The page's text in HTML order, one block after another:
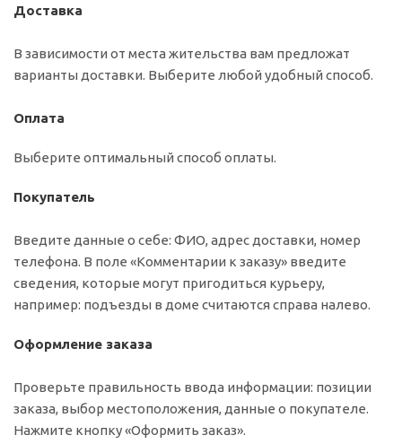
Доставка
В зависимости от места жительства вам предложат
варианты доставки. Выберите любой удобный способ.
Оплата
Выберите оптимальный способ оплаты.
Покупатель
Введите данные о себе: ФИО, адрес доставки, номер
телефона. В поле «Комментарии к заказу» введите
сведения, которые могут пригодиться курьеру,
например: подъезды в доме считаются справа налево.
Оформление заказа
Проверьте правильность ввода информации: позиции
заказа, выбор местоположения, данные о покупателе.
Нажмите кнопку «Оформить заказ».